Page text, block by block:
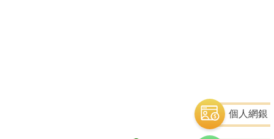
個人網銀